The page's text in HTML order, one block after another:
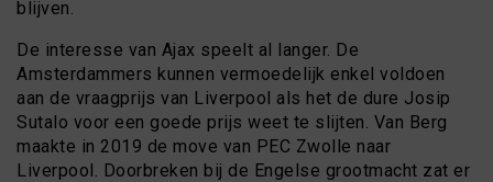
blijven.
De interesse van Ajax speelt al langer. De
Amsterdammers kunnen vermoedelijk enkel voldoen
aan de vraagprijs van Liverpool als het de dure Josip
Sutalo voor een goede prijs weet te slijten. Van Berg
maakte in 2019 de move van PEC Zwolle naar
Liverpool. Doorbreken bij de Engelse grootmacht zat er